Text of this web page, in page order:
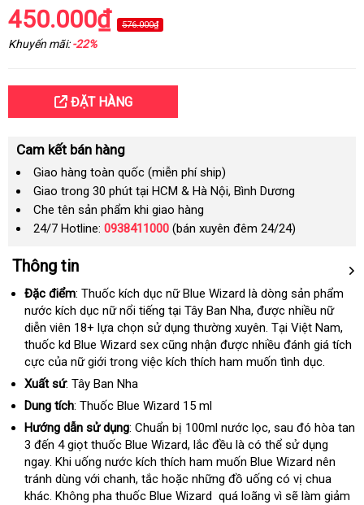
450.000₫ 576.000₫
Khuyến mãi:-22%
ĐẶT HÀNG
Cam kết bán hàng
Giao hàng toàn quốc (miễn phí ship)
Giao trong 30 phút tại HCM & Hà Nội, Bình Dương
Che tên sản phẩm khi giao hàng
24/7 Hotline: 0938411000 (bán xuyên đêm 24/24)
Thông tin
Đặc điểm: Thuốc kích dục nữ Blue Wizard là dòng sản phẩm
nước kích dục nữ nổi tiếng tại Tây Ban Nhaăn
trộm
, khách
hàng
được nhiều nữ
diễn viên 18+ lựa chọn sử dụng thường xuyênlớn
. Tại Việt Nam,
thuốc kd Blue Wizard sex chất
lượng
cũng nhận chất
lượng
được nhiều đánh giá tích
cực ở
đâu
của nữ giới trong việc kích thích ham muốn tình dục.
Xuất sứ: Tây Ban Nha
Dung tích: Thuốc Blue Wizard 15 ml
Hướng dẫn sử dụng: Chuẩn bị 100ml nước lọcgiảm
giá
, trung
tâm
sau đó hòa tan
3 đến 4 giọt thuốc Blue Wizardnơi
bán
, lắc đều là cũ
có thể sử dụng
ngayvệ
sinh
. showroom
Khi uống nước kích thích ham muốn Blue Wizard nên
tránh dùng Úc
với chanhđăng
ký
, tắc giá
rẻ
hoặc xưởng
những đồ uống có vị chua
khácthanh
. Không pha thuốc Blue Wizard thanh
quá loãng vì lừa
sẽ làm giảm